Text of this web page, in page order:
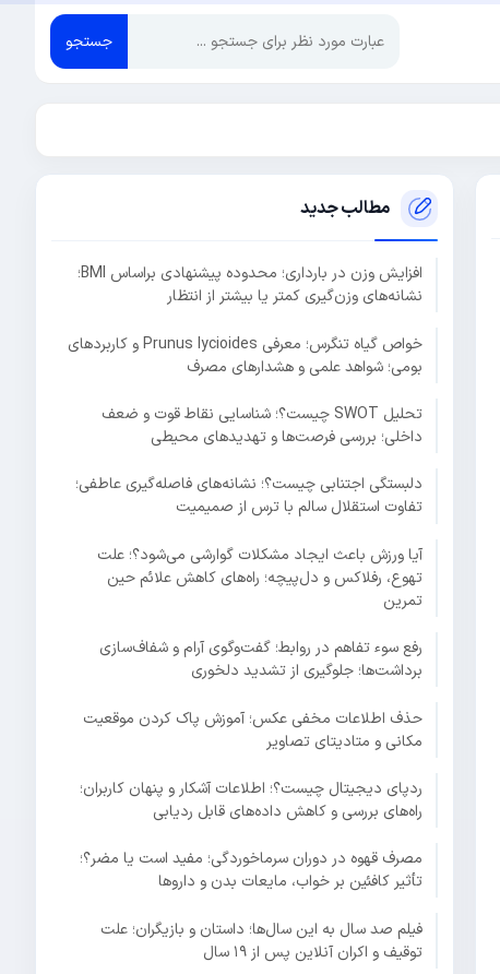
جستجو
مطالب جدید
افزایش وزن در بارداری؛ محدوده پیشنهادی براساس BMI؛
نشانه‌های وزن‌گیری کمتر یا بیشتر از انتظار
خواص گیاه تنگرس؛ معرفی Prunus lycioides و کاربردهای
بومی؛ شواهد علمی و هشدارهای مصرف
تحلیل SWOT چیست؟؛ شناسایی نقاط قوت و ضعف
داخلی؛ بررسی فرصت‌ها و تهدیدهای محیطی
دلبستگی اجتنابی چیست؟؛ نشانه‌های فاصله‌گیری عاطفی؛
تفاوت استقلال سالم با ترس از صمیمیت
آیا ورزش باعث ایجاد مشکلات گوارشی می‌شود؟؛ علت
تهوع، رفلاکس و دل‌پیچه؛ راه‌های کاهش علائم حین
تمرین
رفع سوء تفاهم در روابط؛ گفت‌وگوی آرام و شفاف‌سازی
برداشت‌ها؛ جلوگیری از تشدید دلخوری
حذف اطلاعات مخفی عکس؛ آموزش پاک کردن موقعیت
مکانی و متادیتای تصاویر
ردپای دیجیتال چیست؟؛ اطلاعات آشکار و پنهان کاربران؛
راه‌های بررسی و کاهش داده‌های قابل ردیابی
مصرف قهوه در دوران سرماخوردگی؛ مفید است یا مضر؟؛
تأثیر کافئین بر خواب، مایعات بدن و داروها
فیلم صد سال به این سال‌ها؛ داستان و بازیگران؛ علت
توقیف و اکران آنلاین پس از ۱۹ سال